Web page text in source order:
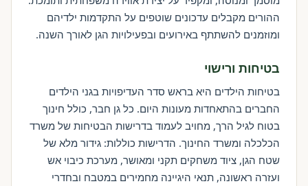
ההורים מקבלים עדכונים שוטפים על התקדמות ילדיהם
ומוזמנים להשתתף באירועים ובפעילויות הגן לאורך השנה.
בטיחות ורישוי
בטיחות הילדים היא בראש סדר העדיפויות בגני הילדים
החברים בהתאחדות מעונות היום. כל גן חבר, כולל חינוך
בטוח לגיל הרך, מחויב לעמוד בדרישות הבטיחות של משרד
הכלכלה ומשרד החינוך. הדרישות כוללות: גידור מלא של
שטח הגן, ציוד משחקים תקני ומאושר, מערכת כיבוי אש
ועזרה ראשונה, תנאי היגיינה מחמירים במטבח ובחדרי